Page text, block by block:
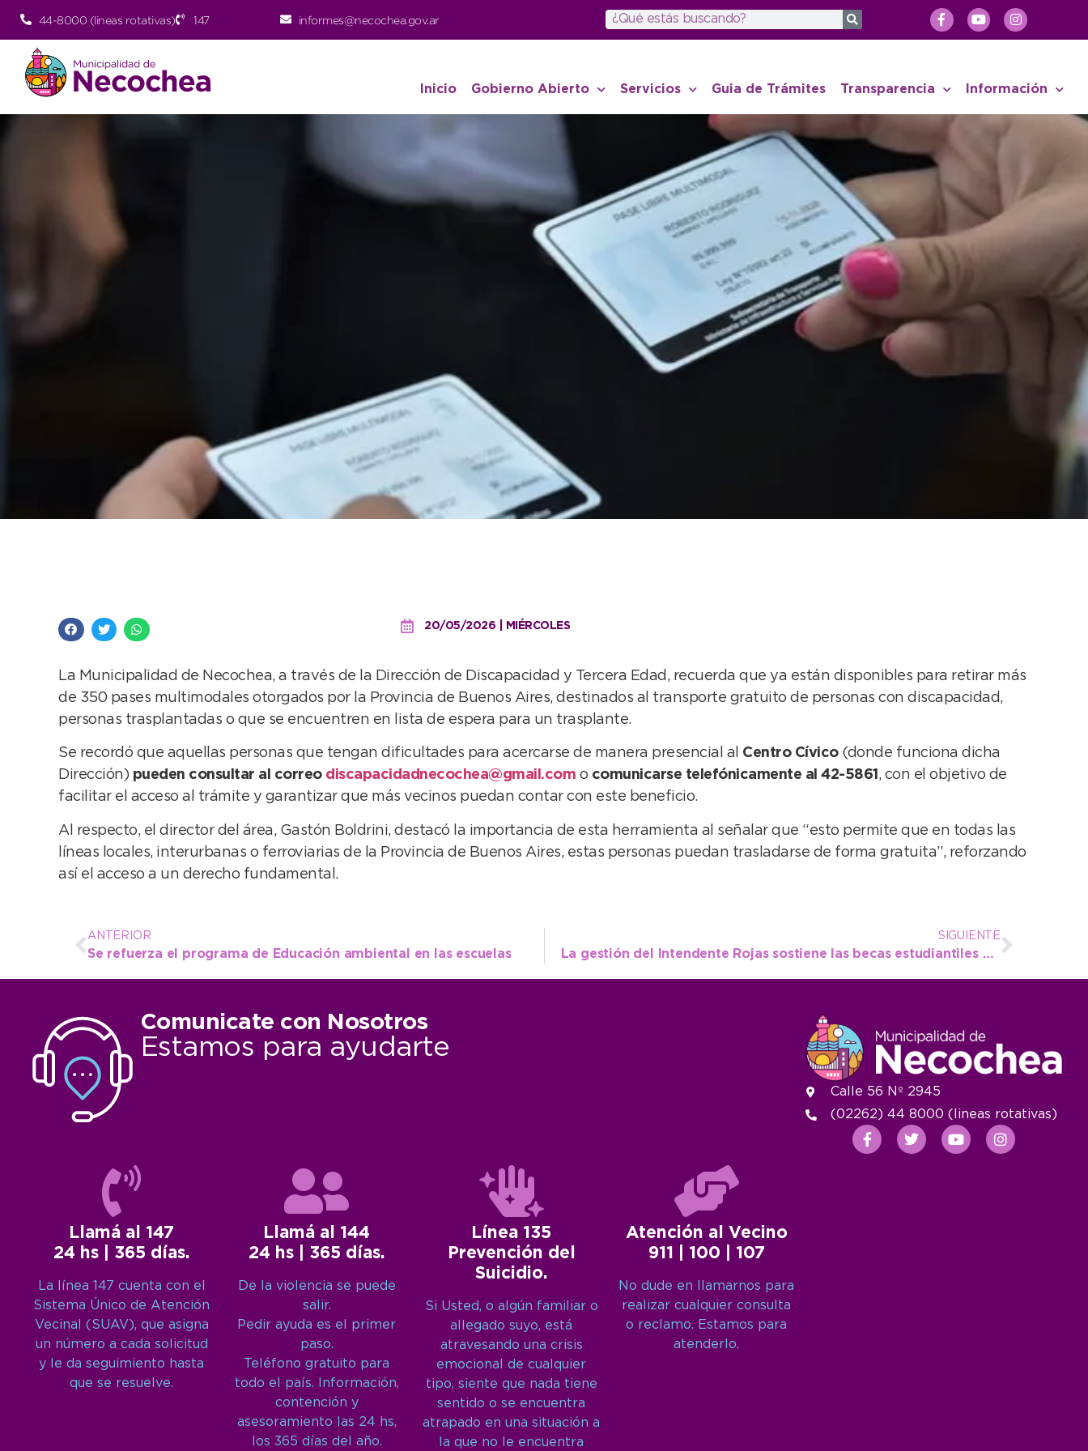
44-8000 (lineas rotativas) 147 informes@necochea.gov.ar
Inicio Gobierno Abierto Servicios Guia de Trámites Transparencia Información
20/05/2026 | MIÉRCOLES
La Municipalidad de Necochea, a través de la Dirección de Discapacidad y Tercera Edad, recuerda que ya están disponibles para retirar más
de 350 pases multimodales otorgados por la Provincia de Buenos Aires, destinados al transporte gratuito de personas con discapacidad,
personas trasplantadas o que se encuentren en lista de espera para un trasplante.
Se recordó que aquellas personas que tengan dificultades para acercarse de manera presencial al Centro Cívico(donde funciona dicha
Dirección) pueden consultar al correo discapacidadnecochea@gmail.com o comunicarse telefónicamente al 42-5861 , con el objetivo de
facilitar el acceso al trámite y garantizar que más vecinos puedan contar con este beneficio.
Al respecto, el director del área, Gastón Boldrini, destacó la importancia de esta herramienta al señalar que “esto permite que en todas las
líneas locales, interurbanas o ferroviarias de la Provincia de Buenos Aires, estas personas puedan trasladarse de forma gratuita”, reforzando
así el acceso a un derecho fundamental.
ANTERIOR
Se refuerza el programa de Educación ambiental en las escuelas
SIGUIENTE
La gestión del Intendente Rojas sostiene las becas estudiantiles y acompaña a 150 jóvenes del distrito
Comunicate con Nosotros
Estamos para ayudarte
Llamá al 147
24 hs | 365 días.
La línea 147 cuenta con el
Sistema Único de Atención
Vecinal (SUAV), que asigna
un número a cada solicitud
y le da seguimiento hasta
que se resuelve.
Llamá al 144
24 hs | 365 días.
De la violencia se puede
salir.
Pedir ayuda es el primer
paso.
Teléfono gratuito para
todo el país. Información,
contención y
asesoramiento las 24 hs,
los 365 días del año.
Línea 135
Prevención del
Suicidio.
Si Usted, o algún familiar o
allegado suyo, está
atravesando una crisis
emocional de cualquier
tipo, siente que nada tiene
sentido o se encuentra
atrapado en una situación a
la que no le encuentra
Atención al Vecino
911 | 100 | 107
No dude en llamarnos para
realizar cualquier consulta
o reclamo. Estamos para
atenderlo.
Calle 56 Nº 2945
(02262) 44 8000 (lineas rotativas)